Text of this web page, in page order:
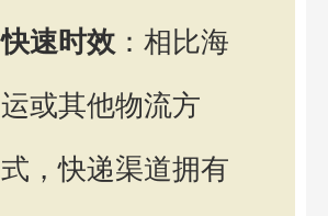
快速时效 ：相比海
运或其他物流方
式，快递渠道拥有